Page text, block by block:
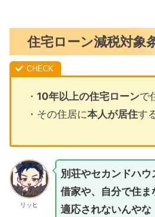
住宅ローン減税対象
・ 10年以上の住宅ローンで
・その住居に本人が居住す
リッヒ
別荘やセカンドハウ
借家や、自分で住ま
適応されないんやな